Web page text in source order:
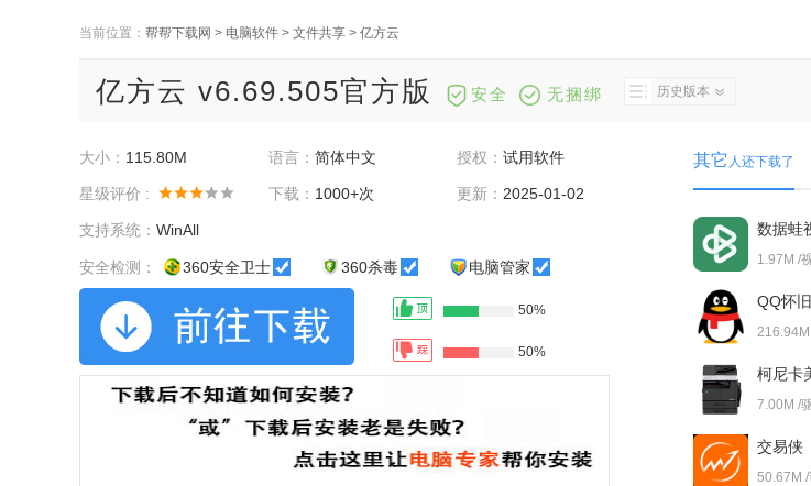
当前位置： 帮帮下载网 > 电脑软件 > 文件共享 > 亿方云
亿方云 v6.69.505官方版 安全 无捆绑 历史版本
大小： 115.80M 语言： 简体中文 授权：试用软件
星级评价 : 下载： 1000+次 更新： 2025-01-02
支持系统： WinAll
安全检测： 360安全卫士 360杀毒 电脑管家
50%
50%
其它 人还下载了
数据蛙
1.97M /
QQ怀
7.00M /
交易侠
50.67M